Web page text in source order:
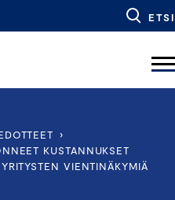
ETSI
›
KUSTANNUKSET
VIENTINÄKYMIÄ